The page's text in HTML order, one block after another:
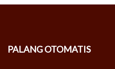
PALANG OTOMATIS